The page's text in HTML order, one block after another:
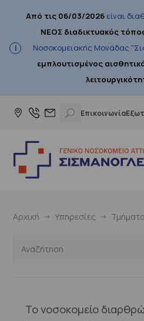
Από τις 06/03/2026είναι
ΝΕΟΣ διαδικτυακός
Νοσοκομειακής Μονάδας
εμπλουτισμένος
Επικοινωνία
Αρχική Υπηρεσίες Τμήματα
Το νοσοκομείο